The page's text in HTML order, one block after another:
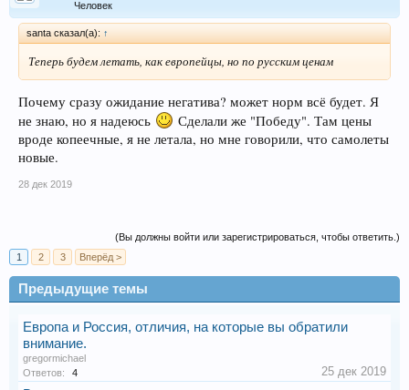
Человек
santa сказал(а): ↑
Теперь будем летать, как европейцы, но по русским ценам
Почему сразу ожидание негатива? может норм всё будет. Я
не знаю, но я надеюсь
Сделали же "Победу". Там цены
вроде копеечные, я не летала, но мне говорили, что самолеты
новые.
28 дек 2019
(Вы должны войти или зарегистрироваться, чтобы ответить.)
1
2 3 Вперёд >
Предыдущие темы
Европа и Россия, отличия, на которые вы обратили
внимание.
gregormichael
Ответов:
4 25 дек 2019